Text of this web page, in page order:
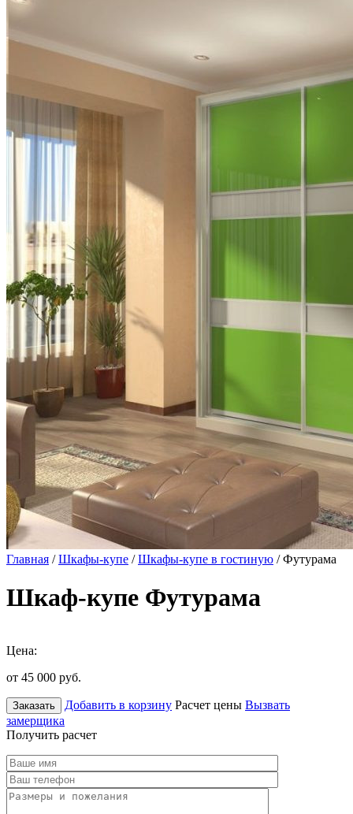
Главная /Шкафы-купе /Шкафы-купе в гостиную / Футурама
Шкаф-купе Футурама
Цена:
от 45 000 руб.
Заказать Добавить в корзину Расчет цены Вызвать
замерщика
Получить расчет